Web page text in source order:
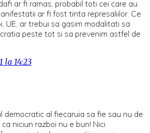
ar fi ramas, probabil toti cei care au
ar fi fost tinta represaliilor. Ce
UE, ar trebui sa gasim modalitati sa
peste tot si sa prevenim astfel de
la 14:23
democratic al fiecaruia sa fie sau nu de
niciun razboi nu e bun! Nici